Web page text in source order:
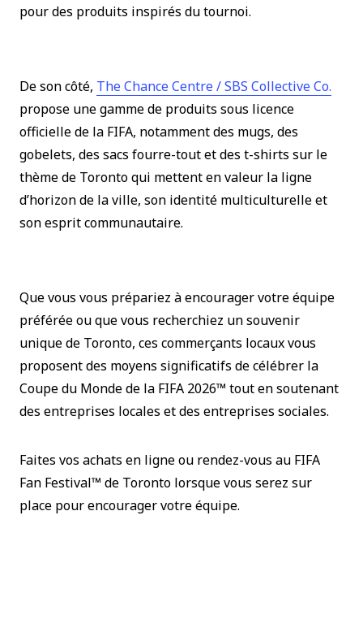
pour des produits inspirés du tournoi.
De son côté, The Chance Centre / SBS Collective Co.
propose une gamme de produits sous licence
officielle de la FIFA, notamment des mugs, des
gobelets, des sacs fourre-tout et des t-shirts sur le
thème de Toronto qui mettent en valeur la ligne
d’horizon de la ville, son identité multiculturelle et
son esprit communautaire.
Que vous vous prépariez à encourager votre équipe
préférée ou que vous recherchiez un souvenir
unique de Toronto, ces commerçants locaux vous
proposent des moyens significatifs de célébrer la
Coupe du Monde de la FIFA 2026™ tout en soutenant
des entreprises locales et des entreprises sociales.
Faites vos achats en ligne ou rendez-vous au FIFA
Fan Festival™ de Toronto lorsque vous serez sur
place pour encourager votre équipe.